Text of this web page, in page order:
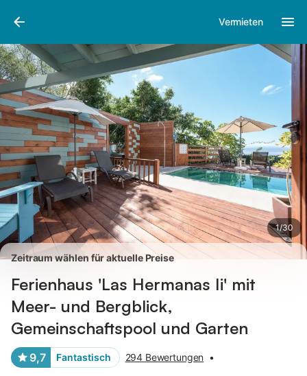
Vermieten
1/30
Bilder
Zeitraum wählen für aktuelle Preise
Ferienhaus 'Las Hermanas Ii' mit
Meer- und Bergblick,
Gemeinschaftspool und Garten
9,7 Fantastisch 294 Bewertungen •